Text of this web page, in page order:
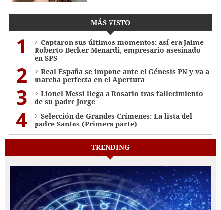
MÁS VISTO
1
Captaron sus últimos momentos: así era Jaime
Roberto Becker Menardi​​​, empresario asesinado
en SPS
2
Real España se impone ante el Génesis PN y va a
marcha perfecta en el Apertura
3
Lionel Messi llega a Rosario tras fallecimiento
de su padre Jorge
4
Selección de Grandes Crímenes: La lista del
padre Santos (Primera parte)
TRENDING